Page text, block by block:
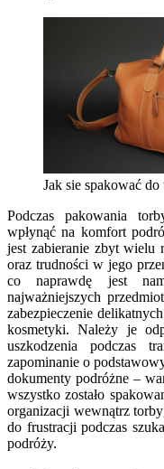
Jak sie spakować do
Podczas pakowania
wpłynąć na komfort
jest zabieranie zbyt wielu
oraz trudności w jego
co naprawdę jest
najważniejszych
zabezpieczenie
kosmetyki. Należy je
uszkodzenia podczas
zapominanie o
dokumenty podróżne –
wszystko zostało
organizacji wewnątrz
do frustracji podczas
podróży.